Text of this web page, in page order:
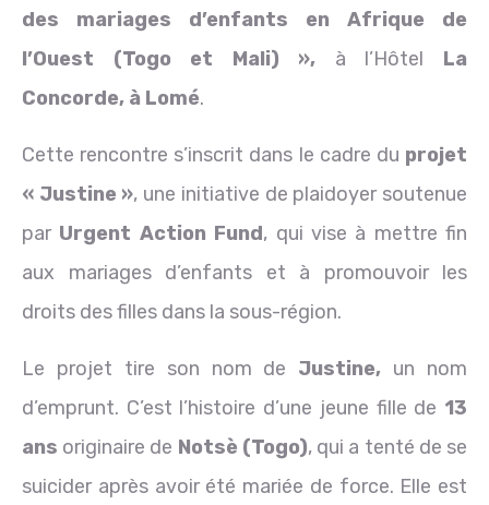
des mariages d’enfants en Afrique de
l’Ouest (Togo et Mali) », à l’Hôtel La
Concorde, à Lomé.
Cette rencontre s’inscrit dans le cadre du projet
« Justine », une initiative de plaidoyer soutenue
par Urgent Action Fund, qui vise à mettre fin
aux mariages d’enfants et à promouvoir les
droits des filles dans la sous-région.
Le projet tire son nom de Justine, un nom
d’emprunt. C’est l’histoire d’une jeune fille de 13
ans originaire de Notsè (Togo), qui a tenté de se
suicider après avoir été mariée de force. Elle est